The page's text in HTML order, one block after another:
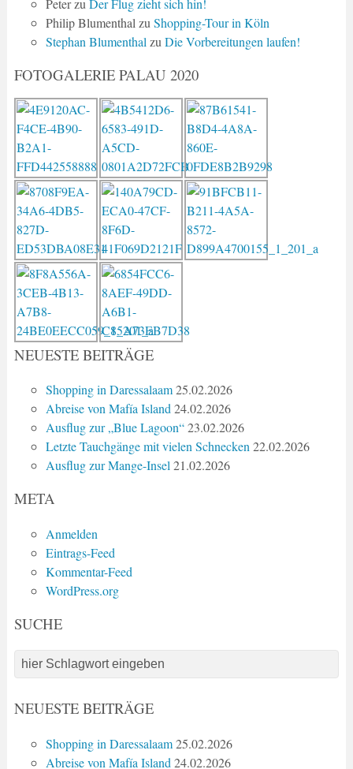
PeterzuDer Flug zieht sich hin!
Philip BlumenthalzuShopping-Tour in Köln
Stephan BlumenthalzuDie Vorbereitungen laufen!
FOTOGALERIE PALAU 2020
NEUESTE BEITRÄGE
Shopping in Daressalaam 25.02.2026
Abreise von Mafía Island 24.02.2026
Ausflug zur „Blue Lagoon“ 23.02.2026
Letzte Tauchgänge mit vielen Schnecken 22.02.2026
Ausflug zur Mange-Insel 21.02.2026
META
Anmelden
Eintrags-Feed
Kommentar-Feed
WordPress.org
SUCHE
NEUESTE BEITRÄGE
Shopping in Daressalaam 25.02.2026
Abreise von Mafía Island 24.02.2026